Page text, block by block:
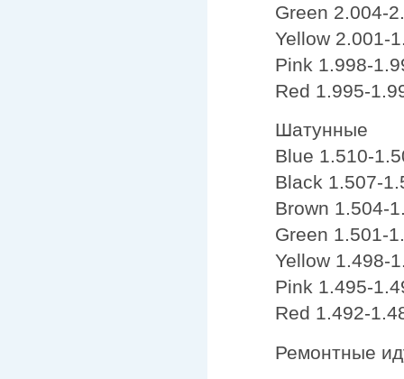
Green 2.004-
Yellow 2.001-
Pink 1.998-
Red 1.995-
Шатунные
Blue 1.510-
Black 1.507-
Brown 1.504-
Green 1.501-
Yellow 1.498-
Pink 1.495-
Red 1.492-
Ремонтные